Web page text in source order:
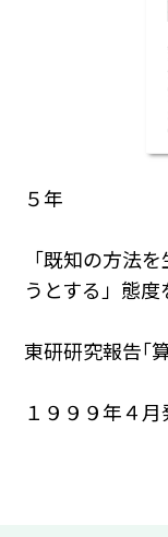
５年
「既知の方法
うとする」態
東研研究報告｢
１９９９年４月